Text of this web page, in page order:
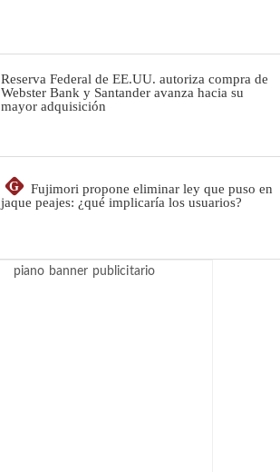
Reserva Federal de EE.UU. autoriza compra de
Webster Bank y Santander avanza hacia su
mayor adquisición
G
Fujimori propone eliminar ley que puso en
jaque peajes: ¿qué implicaría los usuarios?